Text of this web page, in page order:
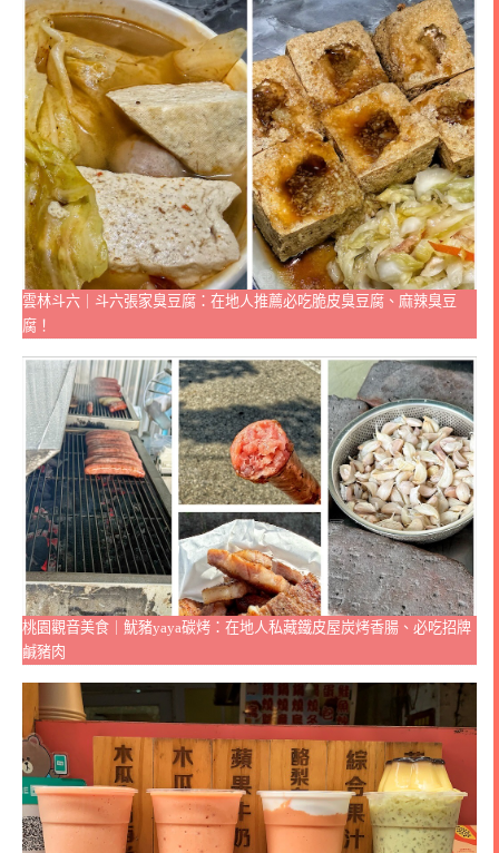
雲林斗六｜斗六張家臭豆腐：在地人推薦必吃脆皮臭豆腐、麻辣臭豆
腐！
桃園觀音美食｜魷豬yaya碳烤：在地人私藏鐵皮屋炭烤香腸、必吃招牌
鹹豬肉